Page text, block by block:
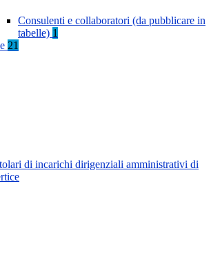
Consulenti e collaboratori (da pubblicare in
tabelle) 1
21
di incarichi dirigenziali amministrativi di